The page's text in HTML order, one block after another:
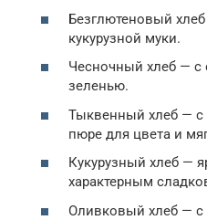
Безглютеновый
кукурузной муки.
Чесночный хлеб —
зеленью.
Тыквенный хлеб — с
пюре для цвета и
Кукурузный хлеб —
характерным
Оливковый хлеб — с